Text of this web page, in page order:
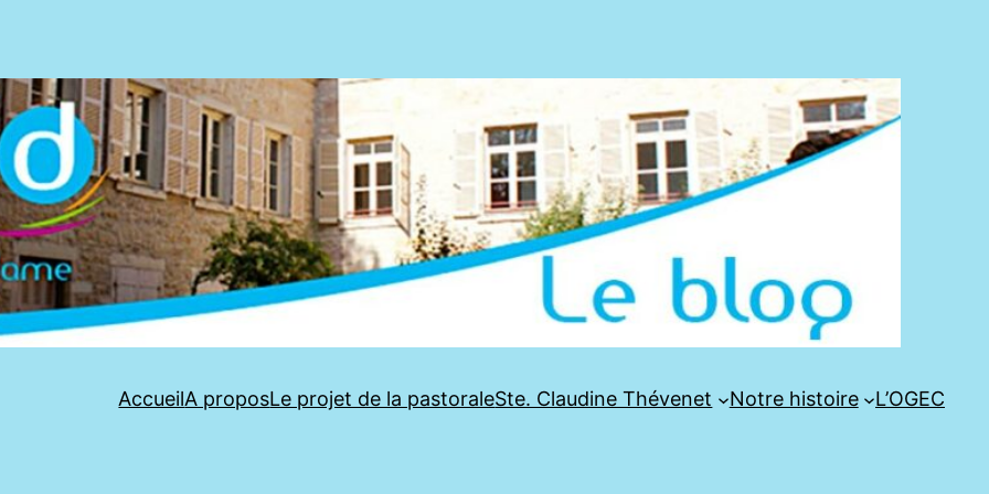
AccueilA proposLe projet de la pastoraleSte. Claudine Thévenet Notre histoire L’OGEC